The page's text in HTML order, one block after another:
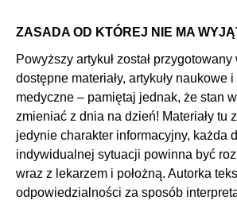
ZASADA OD KTÓREJ NIE MA
Powyższy artykuł został
dostępne materiały, artykuły naukowe
medyczne – pamiętaj jednak, że stan
zmieniać z dnia na dzień! Materiały tu
jedynie charakter informacyjny, każda
indywidualnej sytuacji powinna być
wraz z lekarzem i położną. Autorka
odpowiedzialności za sposób